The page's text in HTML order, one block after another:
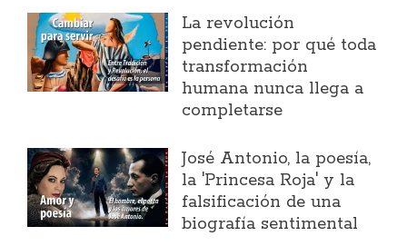
La revolución
pendiente: por qué toda
transformación
humana nunca llega a
completarse
José Antonio, la poesía,
la 'Princesa Roja' y la
falsificación de una
biografía sentimental